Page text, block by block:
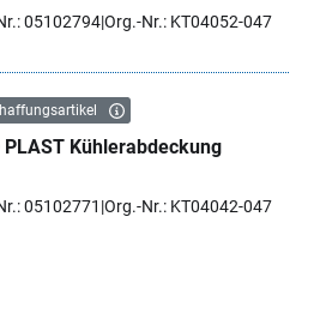
05102794Org.-Nr.: KT04052-047
PLAST Kühlerabdeckung
05102771 Org.-Nr.: KT04042-047